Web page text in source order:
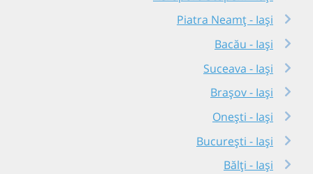
Piatra Neamț - Iași
Bacău - Iași
Suceava - Iași
Brașov - Iași
Onești - Iași
București - Iași
Bălți - Iași